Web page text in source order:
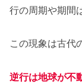
行の周期や期間
この現象は古代
逆行は地球が不